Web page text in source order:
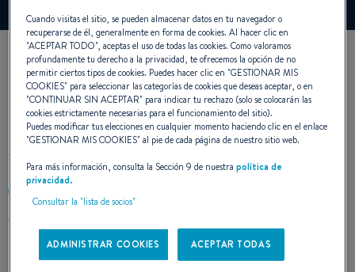
NUESTROS DATOS DE
CONTACTO
+86 411 8629 7157
116044 Dalian
Cuando visitas el sitio, se pueden almacenar datos en tu navegador o
recuperarse de él, generalmente en forma de cookies. Al hacer clic en
"ACEPTAR TODO", aceptas el uso de todas las cookies. Como valoramos
profundamente tu derecho a la privacidad, te ofrecemos la opción de no
permitir ciertos tipos de cookies. Puedes hacer clic en "GESTIONAR MIS
COOKIES" para seleccionar las categorías de cookies que deseas aceptar, o en
"CONTINUAR SIN ACEPTAR" para indicar tu rechazo (solo se colocarán las
cookies estrictamente necesarias para el funcionamiento del sitio).
Puedes modificar tus elecciones en cualquier momento haciendo clic en el enlace
"GESTIONAR MIS COOKIES" al pie de cada página de nuestro sitio web.
Para más información, consulta la Sección 9 de nuestrapolítica de
privacidad.
Consultar la "lista de socios"
ADMINISTRAR COOKIES ACEPTAR TODAS